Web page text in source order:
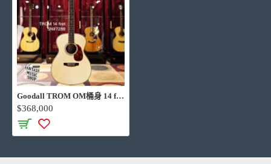
Goodall TROM OM桶身 14 fret 獨立製琴師手工琴
$368,000